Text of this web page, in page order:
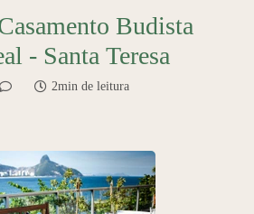
Budista
- Santa Teresa
2min de leitura